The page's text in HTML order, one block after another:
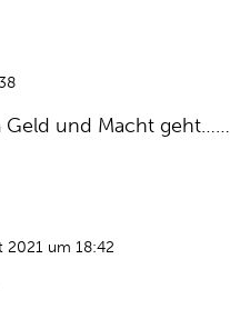
Geld und Macht geht……
2021 um 18:42